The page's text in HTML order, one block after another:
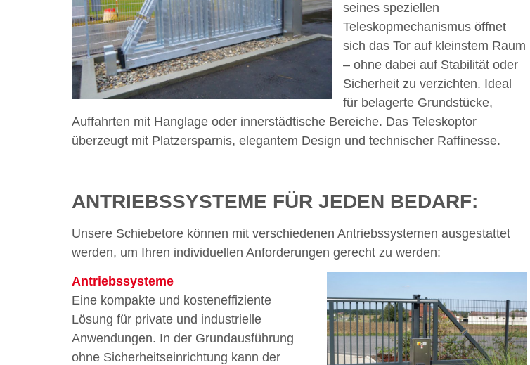
seines speziellen
Teleskopmechanismus öffnet
sich das Tor auf kleinstem Raum
– ohne dabei auf Stabilität oder
Sicherheit zu verzichten. Ideal
für belagerte Grundstücke,
Auffahrten mit Hanglage oder innerstädtische Bereiche. Das Teleskoptor
überzeugt mit Platzersparnis, elegantem Design und technischer Raffinesse.
ANTRIEBSSYSTEME FÜR JEDEN BEDARF:
Unsere Schiebetore können mit verschiedenen Antriebssystemen ausgestattet
werden, um Ihren individuellen Anforderungen gerecht zu werden:
Antriebssysteme
Eine kompakte und kosteneffiziente
Lösung für private und industrielle
Anwendungen. In der Grundausführung
ohne Sicherheitseinrichtung kann der